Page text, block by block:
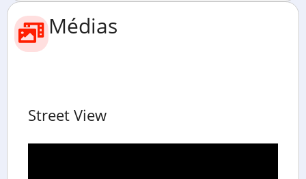
Médias
Street View